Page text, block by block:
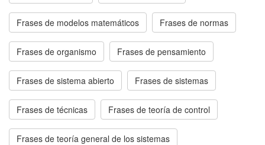
Frases de modelos matemáticos Frases de normas
Frases de organismo Frases de pensamiento
Frases de sistema abierto Frases de sistemas
Frases de técnicas Frases de teoría de control
Frases de teoría general de los sistemas